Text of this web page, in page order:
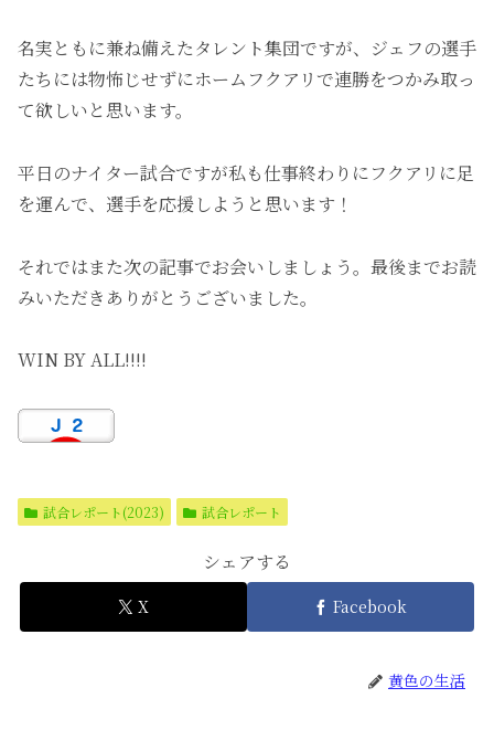
名実ともに兼ね備えたタレント集団ですが、ジェフの選手
たちには物怖じせずにホームフクアリで連勝をつかみ取っ
て欲しいと思います。
平日のナイター試合ですが私も仕事終わりにフクアリに足
を運んで、選手を応援しようと思います！
それではまた次の記事でお会いしましょう。最後までお読
みいただきありがとうございました。
WIN BY ALL!!!!
試合レポート(2023) 試合レポート
シェアする
X Facebook
黄色の生活